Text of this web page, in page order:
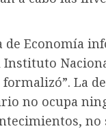
de Economía
La
no ocupa